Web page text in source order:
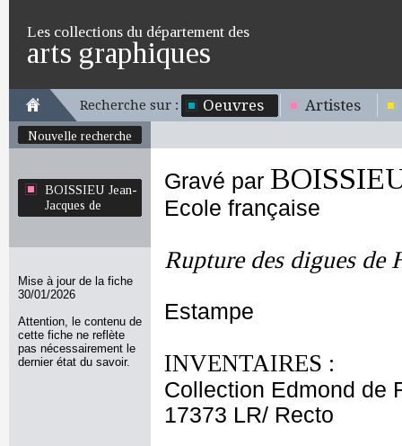
Les collections du département des
arts graphiques
Recherche sur : Oeuvres Artistes
Nouvelle recherche
BOISSIEU Jean-
Jacques de
Mise à jour de la fiche
30/01/2026
Attention, le contenu de
cette fiche ne reflète
pas nécessairement le
dernier état du savoir.
Gravé par
Ecole française
Rupture des digues de
Estampe
INVENTAIRES :
Collection Edmond de
17373 LR/ Recto